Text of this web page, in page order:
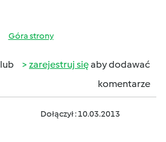
Góra strony
lub zarejestruj sięaby dodawać
komentarze
Dołączył : 10.03.2013